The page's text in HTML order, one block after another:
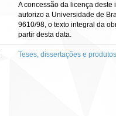
A concessão da licença
autorizo a Universidade de
9610/98, o texto integral da
partir desta data.
Teses, dissertações e